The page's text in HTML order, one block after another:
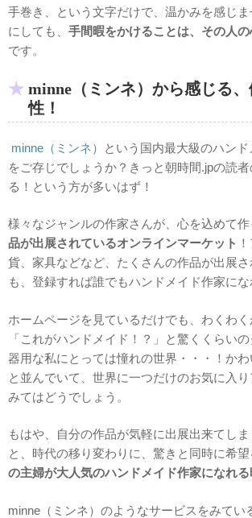
手巻き、という文字だけで、温かみを感じ
にしても、 手間暇をかけることは、その人
です。
minne（ミンネ）から感じる
性！
minne（ミンネ）
という国内最大級のハンド
をご存じでしょうか？きっと朝時間.jpの読
る！という方が多いはず！
様々なジャンルの作家さんが、心を込めて作
品が出展されているオンラインマーケット
貨、家具などなど、たくさんの作品が出展
も、登録すれば誰でもハンドメイド作家にな
ホームページを見ているだけでも、わくわく
「これがハンドメイド！？」と驚くくらい
器用な私にとっては憧れの世界・・・！か
と並んでいて、世界に一つだけのお気に入
みてはどうでしょう。
もはや、自分の作品が気軽に出展出来てしま
と、時代の移り変わりに、驚きと同時に希望
の主婦が大人気のハンドメイド作家になれ
minne（ミンネ）のようなサービスをみてい